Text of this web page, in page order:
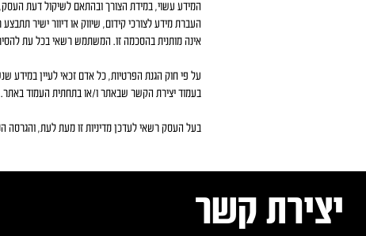
המידע עשוי, במידת הצורך ובהתאם לשיקול דעת
העברת מידע לצורכי קידום, שיווק או דיוור ישיר
אינה מותנית בהסכמה זו. המשתמש רשאי בכל עת
על פי חוק הגנת הפרטיות, כל אדם זכאי לעיין במידע
בעמוד יצירת הקשר שבאתר ו/או בתחתית העמוד באתר.
בעל העסק רשאי לעדכן מדיניות זו מעת לעת, והגרסה
יצירת קשר